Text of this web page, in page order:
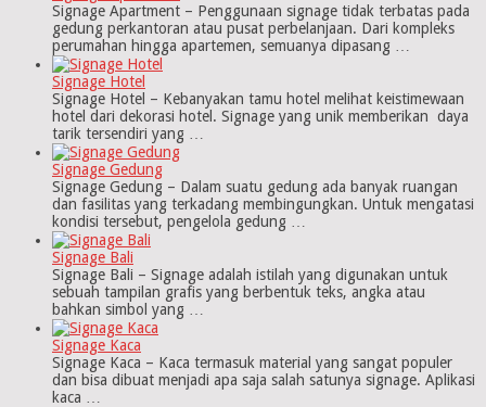
Signage Apartment – Penggunaan signage tidak terbatas pada
gedung perkantoran atau pusat perbelanjaan. Dari kompleks
perumahan hingga apartemen, semuanya dipasang …
Signage Hotel
Signage Hotel – Kebanyakan tamu hotel melihat keistimewaan
hotel dari dekorasi hotel. Signage yang unik memberikan daya
tarik tersendiri yang …
Signage Gedung
Signage Gedung – Dalam suatu gedung ada banyak ruangan
dan fasilitas yang terkadang membingungkan. Untuk mengatasi
kondisi tersebut, pengelola gedung …
Signage Bali
Signage Bali – Signage adalah istilah yang digunakan untuk
sebuah tampilan grafis yang berbentuk teks, angka atau
bahkan simbol yang …
Signage Kaca
Signage Kaca – Kaca termasuk material yang sangat populer
dan bisa dibuat menjadi apa saja salah satunya signage. Aplikasi
kaca …